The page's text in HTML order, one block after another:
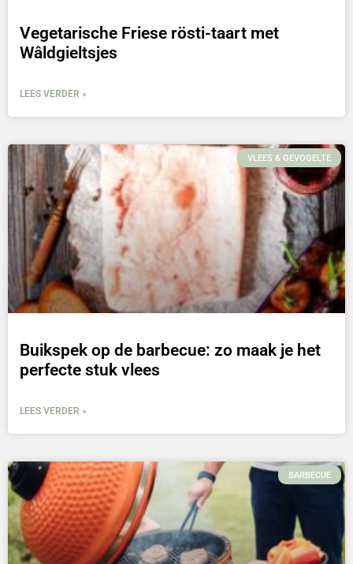
Vegetarische Friese rösti-taart met
Wâldgieltsjes
LEES VERDER »
VLEES & GEVOGELTE
Buikspek op de barbecue: zo maak je het
perfecte stuk vlees
LEES VERDER »
BARBECUE